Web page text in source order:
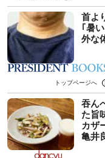
首よ
｢暑
外な
トップページへ
吞ん
た旨
カザ
⻲井